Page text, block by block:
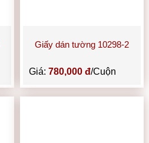
Giấy dán tường 10298-2
Giá: 780,000 đ/Cuộn